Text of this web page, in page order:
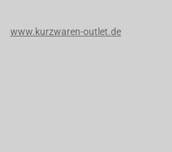
www.kurzwaren-outlet.de